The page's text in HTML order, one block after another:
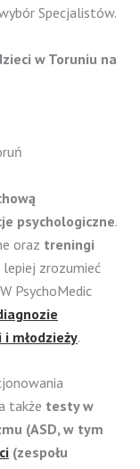
Specjalistów.
w Toruniu na
psychologiczne.
oraz treningi
zrozumieć
PsychoMedic
młodzieży.
także testy w
(ASD, w tym
(zespołu